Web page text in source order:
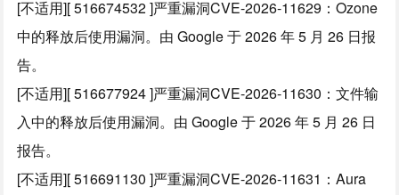
[不适用][ 516674532 ]严重漏洞CVE-2026-11629：Ozone
中的释放后使用漏洞。由 Google 于 2026 年 5 月 26 日报
告。
[不适用][ 516677924 ]严重漏洞CVE-2026-11630：文件输
入中的释放后使用漏洞。由 Google 于 2026 年 5 月 26 日
报告。
[不适用][ 516691130 ]严重漏洞CVE-2026-11631：Aura